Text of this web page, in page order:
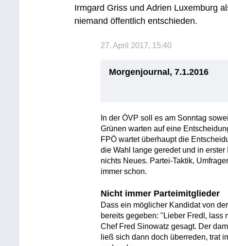
Irmgard Griss und Adrien Luxemburg
niemand öffentlich entschieden.
27. April 2017, 15:40
Morgenjournal, 7.1.2016
In der ÖVP soll es am Sonntag
Grünen warten auf eine
FPÖ wartet überhaupt die
die Wahl lange geredet und in
nichts Neues. Partei-Taktik,
immer schon.
Nicht immer Parteimitglieder
Dass ein möglicher Kandidat von
bereits gegeben: "Lieber Fredl, lass
Chef Fred Sinowatz gesagt. Der
ließ sich dann doch überreden, trat